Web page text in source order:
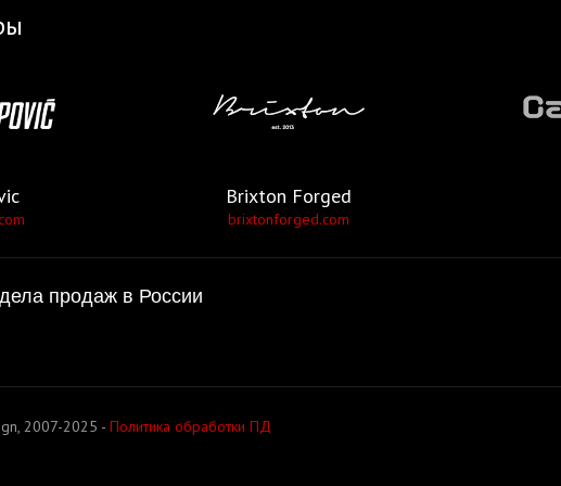
Brixton Forged
brixtonforged.com
продаж в России
2007-2025 - Политика обработки ПД